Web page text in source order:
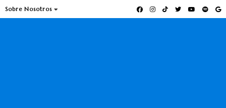
Sobre Nosotros